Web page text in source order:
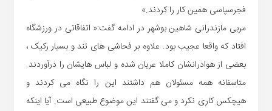
فجرسپاسی همین کار را کردند.»
مربی مازندرانی شاهین بوشهر در ادامه گفت:« اتفاقاتی در ورزشگاه
افتاد که واقعا عجیب بود. علاوه بر فحاشی های تند و بسیار رکیک ،
بعضی از هوادرانشان کاملا عریان شده و لباس هایشان را درآوردند.
متاسفانه همه مسئولان هم داشتند این را نگاه می کردند و
هیچکس کاری نکرد و می گفتند این موضوع طبیعی است. آیا اینکه